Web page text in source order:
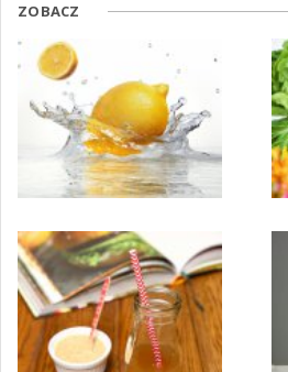
ZOBACZ